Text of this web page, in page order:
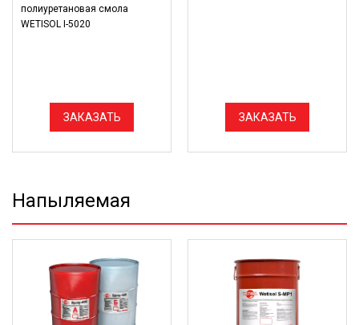
полиуретановая смола
WETISOL I-5020
ЗАКАЗАТЬ ЗАКАЗАТЬ
Напыляемая